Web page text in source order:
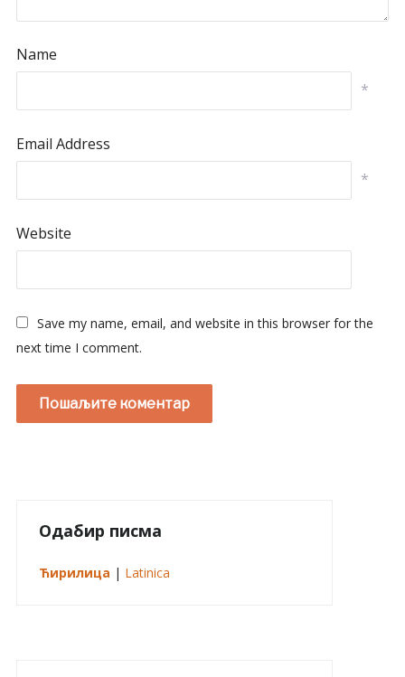
Name
*
Email Address
*
Website
Save my name, email, and website in this browser for the
next time I comment.
Одабир писма
Ћирилица | Latinica